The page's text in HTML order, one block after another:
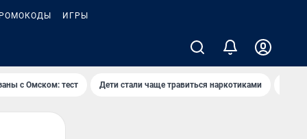
ИГРЫ
с Омском: тест Дети стали чаще травиться наркотиками